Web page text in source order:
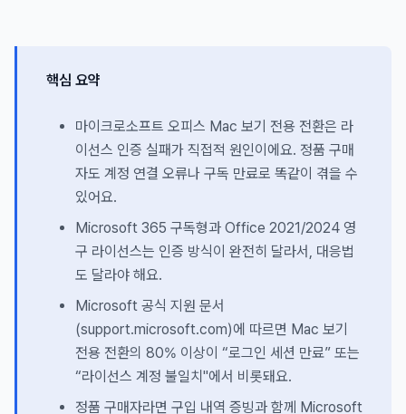
핵심 요약
마이크로소프트 오피스 Mac 보기 전용 전환은 라
이선스 인증 실패가 직접적 원인이에요. 정품 구매
자도 계정 연결 오류나 구독 만료로 똑같이 겪을 수
있어요.
Microsoft 365 구독형과 Office 2021/2024 영
구 라이선스는 인증 방식이 완전히 달라서, 대응법
도 달라야 해요.
Microsoft 공식 지원 문서
(support.microsoft.com)에 따르면 Mac 보기
전용 전환의 80% 이상이 “로그인 세션 만료” 또는
“라이선스 계정 불일치"에서 비롯돼요.
정품 구매자라면 구입 내역 증빙과 함께 Microsoft